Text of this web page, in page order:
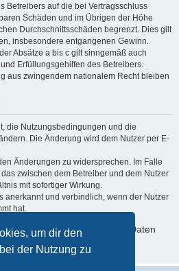
um dir den
der Nutzung zu
Betreibers auf die bei Vertragsschluss
Schäden und im Übrigen der Höhe
Durchschnittsschäden begrenzt. Dies gilt
insbesondere entgangenen Gewinn.
Absätze a bis c gilt sinngemäß auch
Erfüllungsgehilfen des Betreibers.
aus zwingendem nationalem Recht bleiben
die Nutzungsbedingungen und die
Die Änderung wird dem Nutzer per E-
Änderungen zu widersprechen. Im Falle
zwischen dem Betreiber und dem Nutzer
mit sofortiger Wirkung.
anerkannt und verbindlich, wenn der Nutzer
hat.
mit deinen persönlichen Daten
enthalten.